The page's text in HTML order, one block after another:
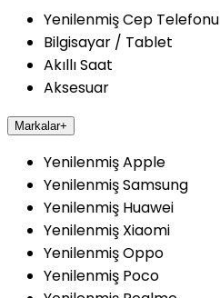
Yenilenmiş Cep Telefonu
Bilgisayar / Tablet
Akıllı Saat
Aksesuar
Markalar+
Yenilenmiş Apple
Yenilenmiş Samsung
Yenilenmiş Huawei
Yenilenmiş Xiaomi
Yenilenmiş Oppo
Yenilenmiş Poco